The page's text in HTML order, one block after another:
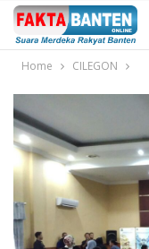
Home CILEGON